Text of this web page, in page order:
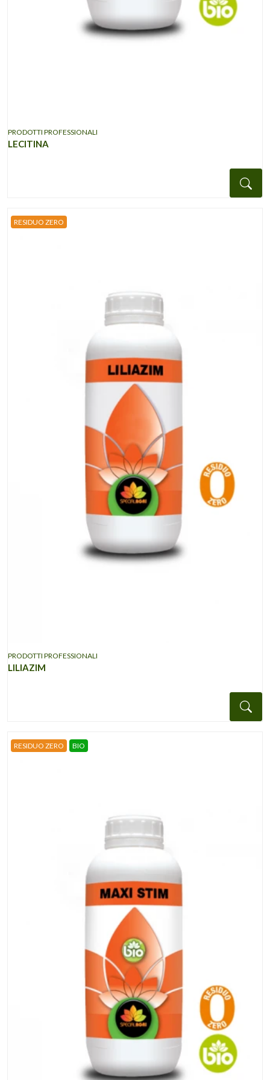
PRODOTTI PROFESSIONALI
LECITINA
RESIDUO ZERO
PRODOTTI PROFESSIONALI
LILIAZIM
RESIDUO ZERO BIO